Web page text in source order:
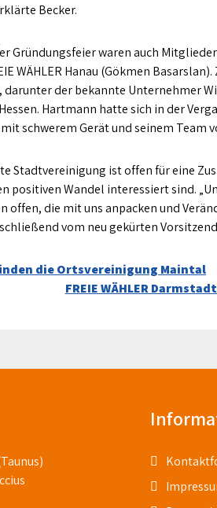
Becker.
Gründungsfeier waren auch
WÄHLER Hanau (Gökmen
darunter der bekannte Unternehmer
Hessen. Hartmann hatte sich in der
schwerem Gerät und seinem Team
Stadtvereinigung ist offen für eine
positiven Wandel interessiert sind.
die mit uns anpacken und
vom neu gekürten
die Ortsvereinigung Maintal
FREIE WÄHLER